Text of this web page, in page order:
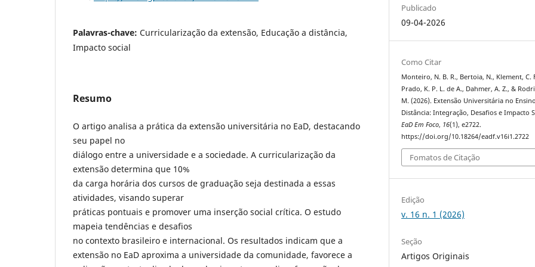
Palavras-chave: Curricularização da extensão, Educação a distância,
Impacto social
Resumo
O artigo analisa a prática da extensão universitária no EaD, destacando
seu papel no
diálogo entre a universidade e a sociedade. A curricularização da
extensão determina que 10%
da carga horária dos cursos de graduação seja destinada a essas
atividades, visando superar
práticas pontuais e promover uma inserção social crítica. O estudo
mapeia tendências e desafios
no contexto brasileiro e internacional. Os resultados indicam que a
extensão no EaD aproxima a universidade da comunidade, favorece a
Publicado
09-04-2026
Como Citar
Monteiro, N. B. R., Bertoia, N., Klement, C.
Prado, K. P. L. de A., Dahmer, A. Z., &
M. (2026). Extensão Universitária no
Distância: Integração, Desafios e Impacto
EaD Em Foco, 16(1), e2722.
https://doi.org/10.18264/eadf.v16i1.2722
Fomatos de Citação
Edição
v. 16 n. 1 (2026)
Seção
Artigos Originais